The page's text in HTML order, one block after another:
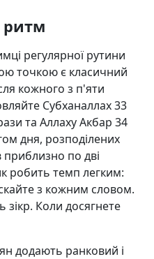
ритм
регулярної рутини
точкою є класичний
кожного з п'яти
Субханаллах 33
та Аллаху Акбар 34
дня, розподілених
приблизно по дві
робить темп легким:
з кожним словом.
зікр. Коли досягнете
додають ранковий і